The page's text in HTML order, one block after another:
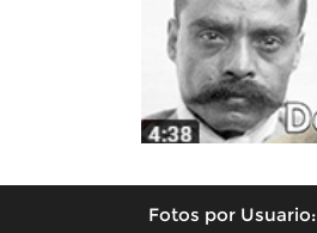
Fotos por Usuario: